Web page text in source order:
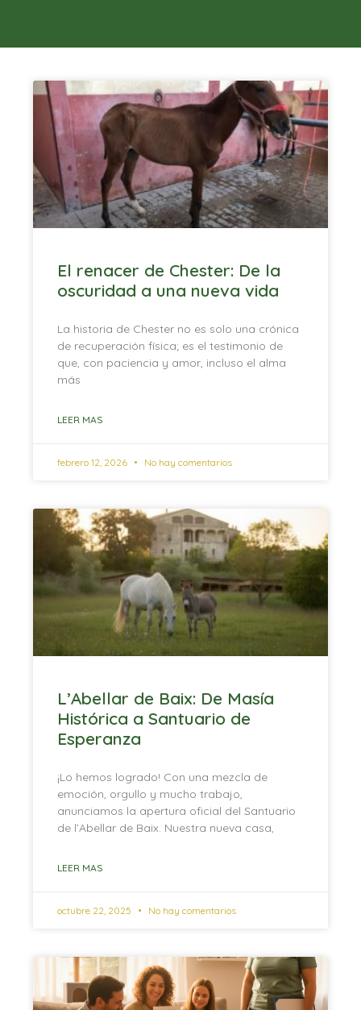
El renacer de Chester: De la
oscuridad a una nueva vida
La historia de Chester no es solo una crónica
de recuperación física; es el testimonio de
que, con paciencia y amor, incluso el alma
más
LEER MAS
febrero 12, 2026 No hay comentarios
L’Abellar de Baix: De Masía
Histórica a Santuario de
Esperanza
¡Lo hemos logrado! Con una mezcla de
emoción, orgullo y mucho trabajo,
anunciamos la apertura oficial del Santuario
de l’Abellar de Baix. Nuestra nueva casa,
LEER MAS
octubre 22, 2025 No hay comentarios